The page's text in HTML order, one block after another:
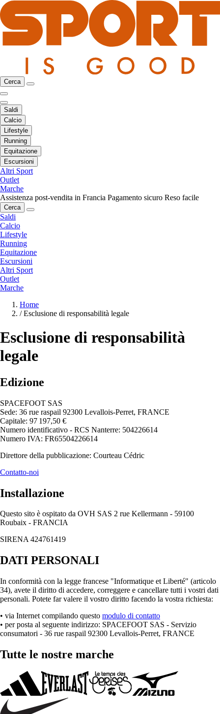
Cerca
Saldi
Calcio
Lifestyle
Running
Equitazione
Escursioni
Altri Sport
Outlet
Marche
Assistenza post-vendita in Francia Pagamento sicuro Reso facile
Cerca
Saldi
Calcio
Lifestyle
Running
Equitazione
Escursioni
Altri Sport
Outlet
Marche
Home
/ Esclusione di responsabilità legale
Esclusione di responsabilità
legale
Edizione
SPACEFOOT SAS
Sede: 36 rue raspail 92300 Levallois-Perret, FRANCE
Capitale: 97 197,50 €
Numero identificativo - RCS Nanterre: 504226614
Numero IVA: FR65504226614
Direttore della pubblicazione: Courteau Cédric
Contatto-noi
Installazione
Questo sito è ospitato da OVH SAS 2 rue Kellermann - 59100
Roubaix - FRANCIA
SIRENA 424761419
DATI PERSONALI
In conformità con la legge francese "Informatique et Liberté" (articolo
34), avete il diritto di accedere, correggere e cancellare tutti i vostri dati
personali. Potete far valere il vostro diritto facendo la vostra richiesta:
• via Internet compilando questo modulo di contatto
• per posta al seguente indirizzo: SPACEFOOT SAS - Servizio
consumatori - 36 rue raspail 92300 Levallois-Perret, FRANCE
Tutte le nostre marche